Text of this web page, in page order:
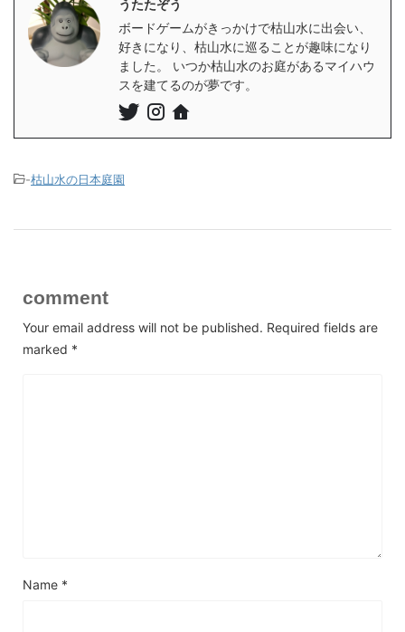
うたたぞう
ボードゲームがきっかけで枯山水に出会い、
好きになり、枯山水に巡ることが趣味になり
ました。 いつか枯山水のお庭があるマイハウ
スを建てるのが夢です。
-枯山水の日本庭園
comment
Your email address will not be published. Required fields are
marked *
Name *